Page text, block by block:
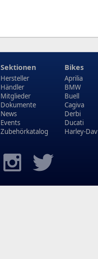
Sektionen
Hersteller
Händler
Mitglieder
Dokumente
News
Events
Zubehörkatalog
Bikes
Aprilia
BMW
Buell
Cagiva
Derbi
Ducati
Harley-